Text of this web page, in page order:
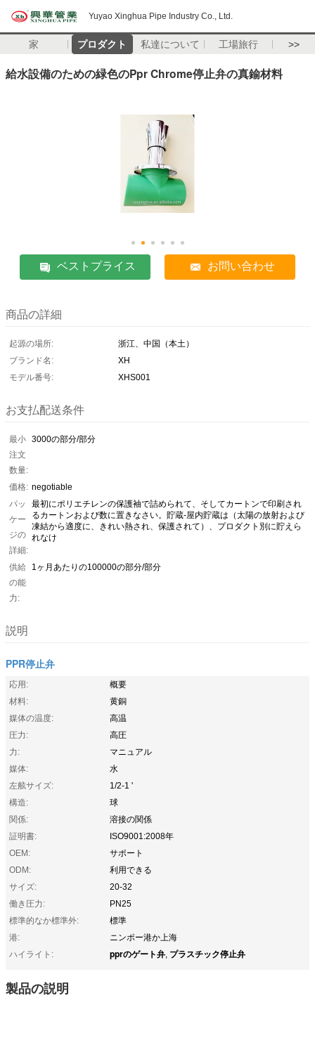
Yuyao Xinghua Pipe Industry Co., Ltd.
家 プロダクト 私達について 工場旅行 >>
給水設備のための緑色のPpr Chrome停止弁の真鍮材料
ベストプライス お問い合わせ
商品の詳細
起源の場所:
浙江、中国（本土）
ブランド名:
XH
モデル番号:
XHS001
お支払配送条件
最小
注文
数量:
3000の部分/部分
価格: negotiable
パッ
ケー
ジの
詳細:
最初にポリエチレンの保護袖で詰められて、そしてカートンで印刷され
るカートンおよび数に置きなさい。貯蔵-屋内貯蔵は（太陽の放射および
凍結から適度に、きれい熱され、保護されて）、プロダクト別に貯えら
れなけ
供給
の能
力:
1ヶ月あたりの100000の部分/部分
説明
PPR停止弁
応用:
概要
材料:
黄銅
媒体の温度:
高温
圧力:
高圧
力:
マニュアル
媒体:
水
左舷サイズ:
1/2-1 '
構造:
球
関係:
溶接の関係
証明書:
ISO9001:2008年
OEM:
サポート
ODM:
利用できる
サイズ:
20-32
働き圧力:
PN25
標準的なか標準外:
標準
港:
ニンポー港か上海
ハイライト:
pprのゲート弁, プラスチック停止弁
製品の説明